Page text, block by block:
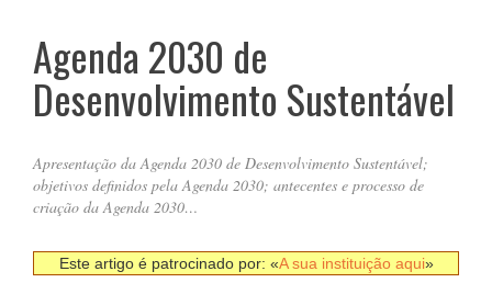
Agenda 2030 de
Desenvolvimento Sustentável
Apresentação da Agenda 2030 de Desenvolvimento Sustentável;
objetivos definidos pela Agenda 2030; antecentes e processo de
criação da Agenda 2030…
Este artigo é patrocinado por: «A sua instituição aqui»